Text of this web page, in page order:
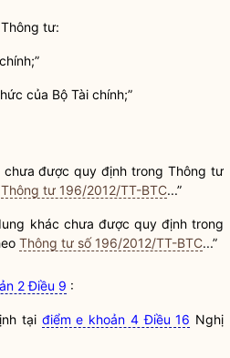
tư:
của Bộ Tài chính;”
được quy định trong Thông tư
Thông tư 196/2012/TT-BTC...”
khác chưa được quy định trong
Thông tư số 196/2012/TT-BTC...”
2 Điều 9 :
tại điểm e khoản 4 Điều 16 Nghị